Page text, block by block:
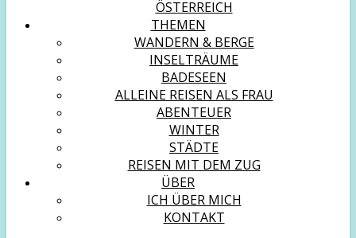
ÖSTERREICH
THEMEN
WANDERN & BERGE
INSELTRÄUME
BADESEEN
ALLEINE REISEN ALS FRAU
ABENTEUER
WINTER
STÄDTE
REISEN MIT DEM ZUG
ÜBER
ICH ÜBER MICH
KONTAKT